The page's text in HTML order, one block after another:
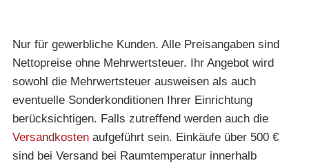
Nur für gewerbliche Kunden. Alle Preisangaben sind
Nettopreise ohne Mehrwertsteuer. Ihr Angebot wird
sowohl die Mehrwertsteuer ausweisen als auch
eventuelle Sonderkonditionen Ihrer Einrichtung
berücksichtigen. Falls zutreffend werden auch die
Versandkostenaufgeführt sein. Einkäufe über 500 €
sind bei Versand bei Raumtemperatur innerhalb